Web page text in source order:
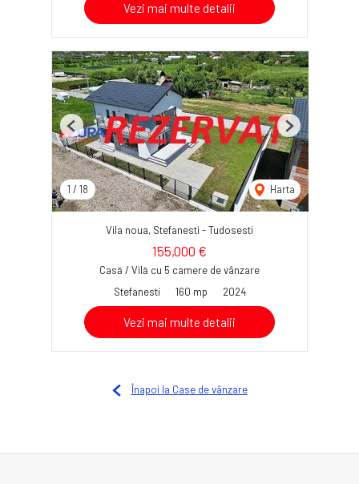
Vezi mai multe detalii
1 / 18 Harta
Previous Next
Vila noua, Stefanesti - Tudosesti
155,000 €
Casă / Vilă cu 5 camere de vânzare
Stefanesti
160 mp 2024
Vezi mai multe detalii
Înapoi la Case de vânzare